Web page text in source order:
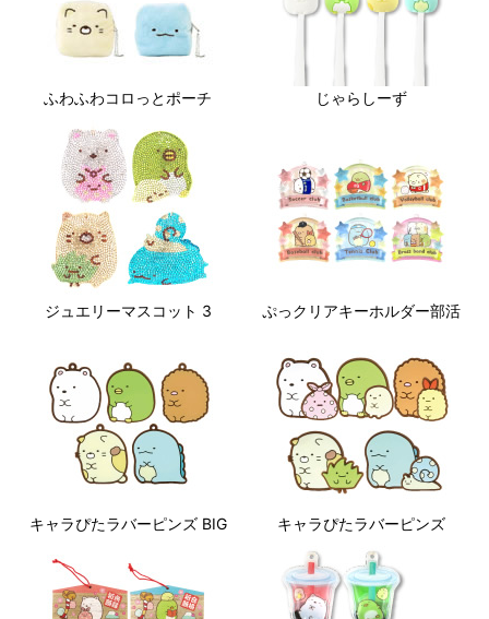
ふわふわコロっとポーチ じゃらしーず
ジュエリーマスコット 3 ぷっクリアキーホルダー部活
キャラぴたラバーピンズ BIG キャラぴたラバーピンズ